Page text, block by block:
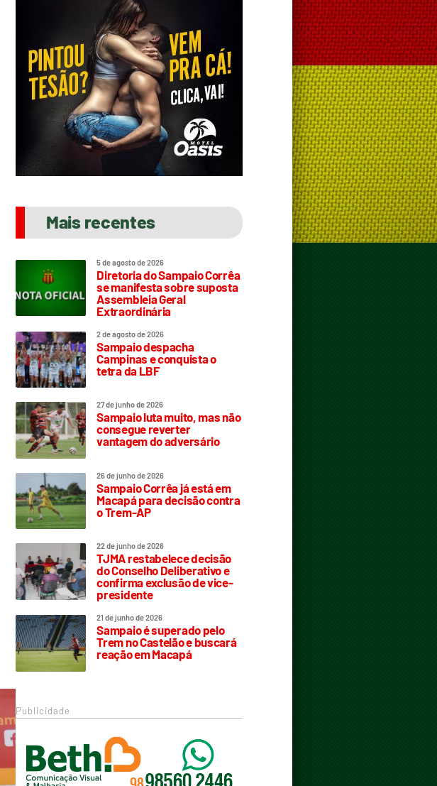
Mais recentes
5 de agosto de 2026
Diretoria do Sampaio Corrêa
se manifesta sobre suposta
Assembleia Geral
Extraordinária
2 de agosto de 2026
Sampaio despacha
Campinas e conquista o
tetra da LBF
27 de junho de 2026
Sampaio luta muito, mas não
consegue reverter
vantagem do adversário
26 de junho de 2026
Sampaio Corrêa já está em
Macapá para decisão contra
o Trem-AP
22 de junho de 2026
TJMA restabelece decisão
do Conselho Deliberativo e
confirma exclusão de vice-
presidente
21 de junho de 2026
Sampaio é superado pelo
Trem no Castelão e buscará
reação em Macapá
Publicidade